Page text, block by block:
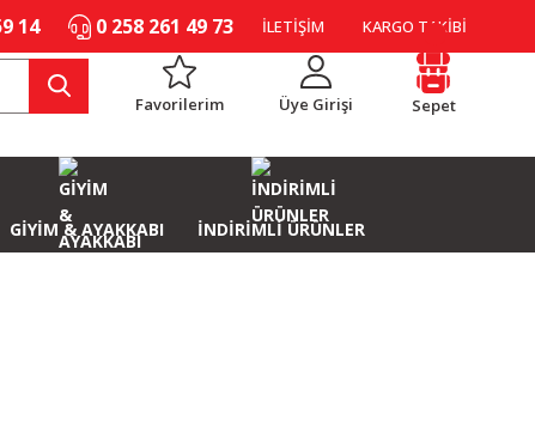
14 0 258 261 49 73 İLETİŞİM KARGO TAKİBİ
Favorilerim Üye Girişi Sepet
GİYİM & AYAKKABI İNDİRİMLİ ÜRÜNLER